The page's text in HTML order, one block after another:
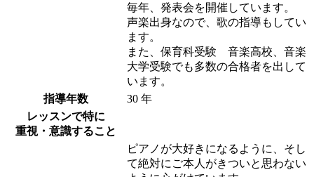
毎年、発表会を開催しています。
声楽出身なので、歌の指導もしてい
ます。
また、保育科受験 音楽高校、音楽
大学受験でも多数の合格者を出して
います。
指導年数
30 年
レッスンで特に
重視・意識すること
ピアノが大好きになるように、そし
て絶対にご本人がきついと思わない